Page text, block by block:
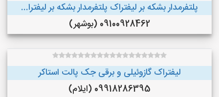
پلتفرمدار بشکه بر لیفتراک پلتفرمدار بشکه بر لیفترا...
09100928462 (بوشهر)
لیفتراک گازوئیلی و برقی جک پالت استاکر
09918286395 (ایلام)